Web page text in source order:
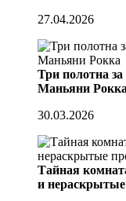
27.04.2026
Три полотна
Маньяни Рокка
30.03.2026
Тайная
и нераскрытые